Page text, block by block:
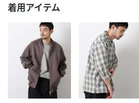
着用アイテム